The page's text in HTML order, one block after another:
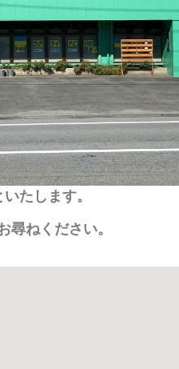
たします。
尋ねください。